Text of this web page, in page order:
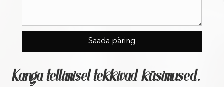
Kanga tellimisel tekkivad küsimused.